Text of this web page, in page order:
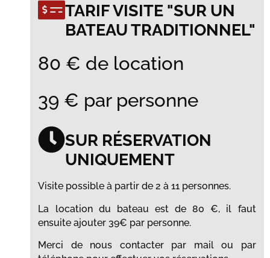
TARIF VISITE "SUR UN
BATEAU TRADITIONNEL"
80 € de location
39 € par personne
SUR RÉSERVATION
UNIQUEMENT
Visite possible à partir de 2 à 11 personnes.
La location du bateau est de 80 €, il faut
ensuite ajouter 39€ par personne.
Merci de nous contacter par mail ou par